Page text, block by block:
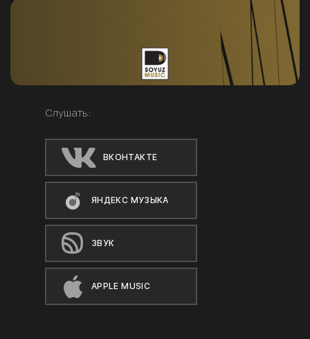
Слушать:
ВКОНТАКТЕ
ЯНДЕКС МУЗЫКА
ЗВУК
APPLE MUSIC